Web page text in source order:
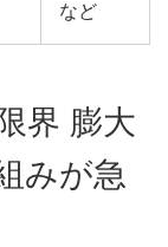
など
界 膨大
みが急